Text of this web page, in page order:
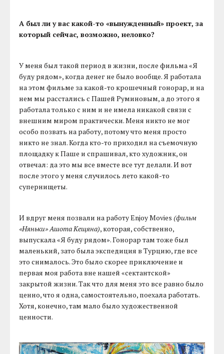
А был ли у вас какой-то «вынужденный» проект, за
который сейчас, возможно, неловко?
У меня был такой период в жизни, после фильма «Я
буду рядом», когда денег не было вообще. Я работала
на этом фильме за какой-то крошечный гонорар, и на
нем мы расстались с Пашей Руминовым, а до этого я
работала только с ним и не имела никакой связи с
внешним миром практически. Меня никто не мог
особо позвать на работу, потому что меня просто
никто не знал. Когда кто-то приходил на съемочную
площадку к Паше и спрашивал, кто художник, он
отвечал: да это мы все вместе все тут делали. И вот
после этого у меня случилось лето какой-то
супернищеты.
И вдруг меня позвали на работу Enjoy Movies(фильм
«Няньки» Ашота Кещяна), которая, собственно,
выпускала «Я буду рядом». Гонорар там тоже был
маленький, зато была экспедиция в Турцию, где все
это снималось. Это было скорее приключение и
первая моя работа вне нашей «сектантской»
закрытой жизни. Так что для меня это все равно было
ценно, что я одна, самостоятельно, поехала работать.
Хотя, конечно, там мало было художественной
ценности.